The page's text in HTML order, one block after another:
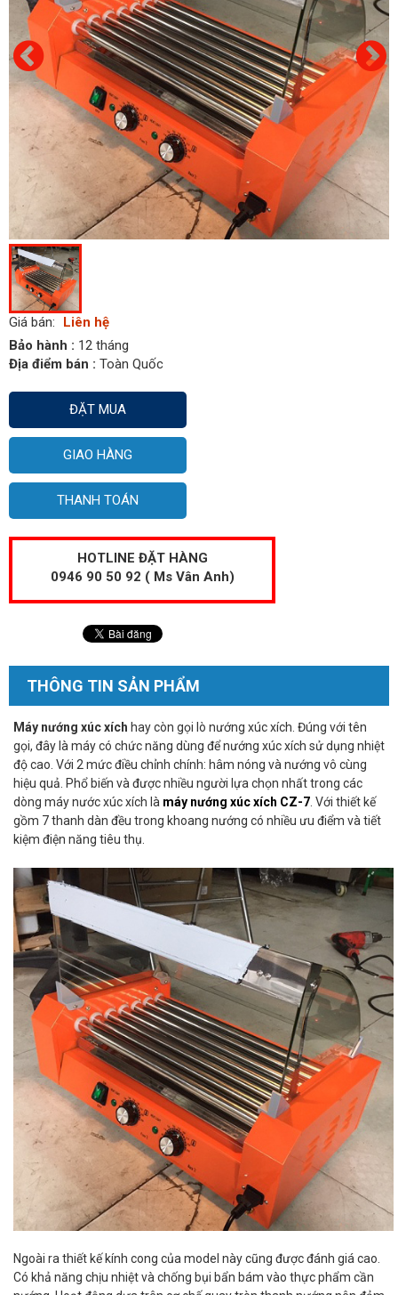
Giá bán:
Liên hệ
Bảo hành : 12 tháng
Địa điểm bán : Toàn Quốc
ĐẶT MUA
GIAO HÀNG
THANH TOÁN
HOTLINE ĐẶT HÀNG
0946 90 50 92 ( Ms Vân Anh)
THÔNG TIN SẢN PHẨM
Máy nướng xúc xích hay còn gọi lò nướng xúc xích. Đúng với tên
gọi, đây là máy có chức năng dùng để nướng xúc xích sử dụng nhiệt
độ cao. Với 2 mức điều chỉnh chính: hâm nóng và nướng vô cùng
hiệu quả. Phổ biến và được nhiều người lựa chọn nhất trong các
dòng máy nước xúc xích là máy nướng xúc xích CZ-7 . Với thiết kế
gồm 7 thanh dàn đều trong khoang nướng có nhiều ưu điểm và tiết
kiệm điện năng tiêu thụ.
Ngoài ra thiết kế kính cong của model này cũng được đánh giá cao.
Có khả năng chịu nhiệt và chống bụi bẩn bám vào thực phẩm cần